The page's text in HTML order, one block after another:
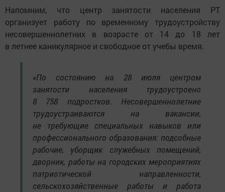
Напомним, что центр занятости населения РТ
организует работу по временному трудоустройству
несовершеннолетних в возрасте от 14 до 18 лет
в летнее каникулярное и свободное от учебы время.
«По состоянию на 28 июля центром
занятости населения трудоустроено
8 758 подростков. Несовершеннолетние
трудоустраиваются на вакансии,
не требующие специальных навыков или
профессионального образования: подсобные
рабочие, уборщик служебных помещений,
дворник, работы на городских мероприятиях
патриотической направленности,
сельскохозяйственные работы и работа